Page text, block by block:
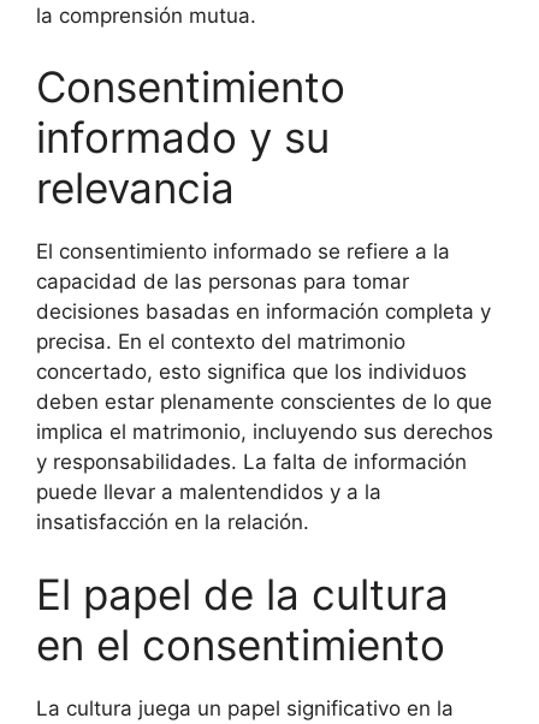
la comprensión mutua.
Consentimiento
informado y su
relevancia
El consentimiento informado se refiere a la
capacidad de las personas para tomar
decisiones basadas en información completa y
precisa. En el contexto del matrimonio
concertado, esto significa que los individuos
deben estar plenamente conscientes de lo que
implica el matrimonio, incluyendo sus derechos
y responsabilidades. La falta de información
puede llevar a malentendidos y a la
insatisfacción en la relación.
El papel de la cultura
en el consentimiento
La cultura juega un papel significativo en la